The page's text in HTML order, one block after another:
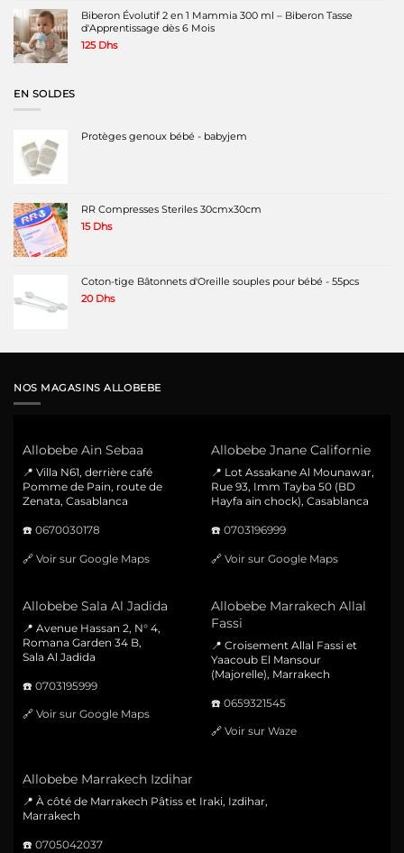
était :
120 Dhs.
est :
75 Dhs.
Biberon Évolutif 2 en 1 Mammia 300 ml – Biberon Tasse
d'Apprentissage dès 6 Mois
125 Dhs
EN SOLDES
Protèges genoux bébé - babyjem
RR Compresses Steriles 30cmx30cm
15 Dhs
Coton-tige Bâtonnets d'Oreille souples pour bébé - 55pcs
20 Dhs
NOS MAGASINS ALLOBEBE
Allobebe Ain Sebaa
📍 Villa N61, derrière café
Pomme de Pain, route de
Zenata, Casablanca
☎️ 0670030178
🔗 Voir sur Google Maps
Allobebe Jnane Californie
📍 Lot Assakane Al Mounawar,
Rue 93, Imm Tayba 50 (BD
Hayfa ain chock), Casablanca
☎️ 0703196999
🔗 Voir sur Google Maps
Allobebe Sala Al Jadida
📍 Avenue Hassan 2, N° 4,
Romana Garden 34 B,
Sala Al Jadida
☎️ 0703195999
🔗 Voir sur Google Maps
Allobebe Marrakech Allal
Fassi
📍 Croisement Allal Fassi et
Yaacoub El Mansour
(Majorelle), Marrakech
☎️ 0659321545
🔗 Voir sur Waze
Allobebe Marrakech Izdihar
📍 À côté de Marrakech Pâtiss et Iraki, Izdihar,
Marrakech
☎️ 0705042037